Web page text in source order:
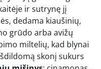
ir sutrynę jį
dedama kiaušinių,
grūdo arba avižų
miltelių, kad blynai
skonį sukurs